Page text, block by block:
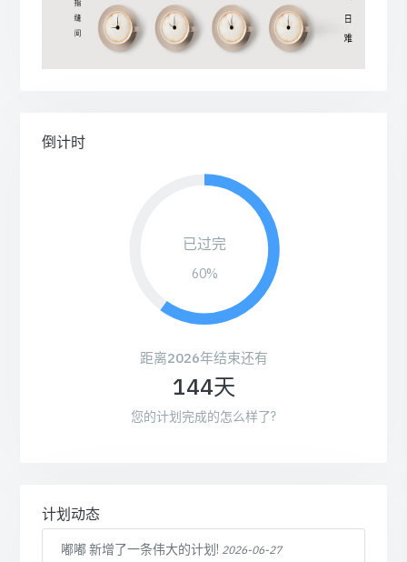
倒计时
已过完
60%
距离2026年结束还有
144天
您的计划完成的怎么样了?
计划动态
嘟嘟 新增了一条伟大的计划! 2026-06-27